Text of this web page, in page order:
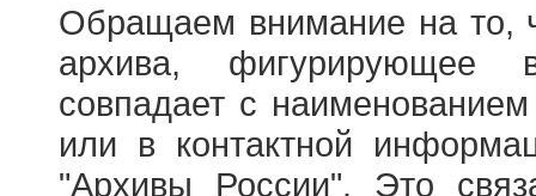
Обращаем внимание на то,
архива, фигурирующее
совпадает с
или в контактной
"Архивы России". Это